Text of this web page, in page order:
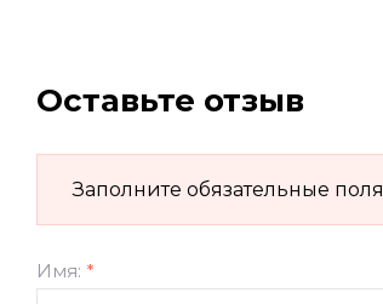
Оставьте отзыв
Заполните обязательные поля
Имя: *